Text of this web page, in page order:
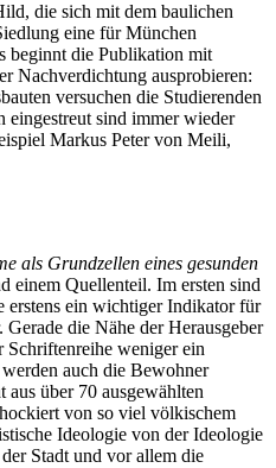
die sich mit dem baulichen
eine für München
beginnt die Publikation mit
Nachverdichtung ausprobieren:
versuchen die Studierenden
eingestreut sind immer wieder
Markus Peter von Meili,
als Grundzellen eines gesunden
einem Quellenteil. Im ersten sind
erstens ein wichtiger Indikator für
die Nähe der Herausgeber
Schriftenreihe weniger ein
auch die Bewohner
über 70 ausgewählten
von so viel völkischem
Ideologie von der Ideologie
Stadt und vor allem die